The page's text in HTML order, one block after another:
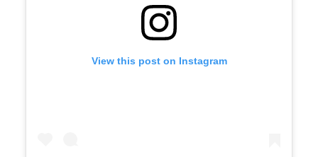
View this post on Instagram